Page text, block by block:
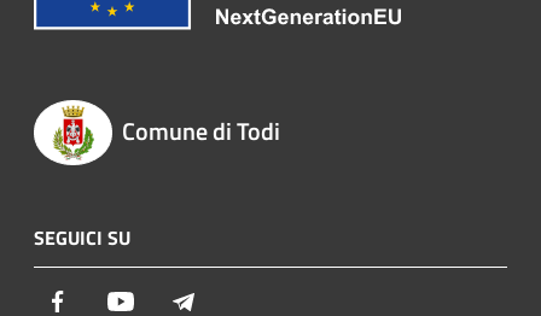
Comune di Todi
SEGUICI SU
Facebook Youtube